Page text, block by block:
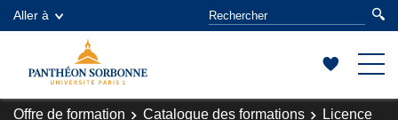
Aller à
Offre de formation Catalogue des formations
Licence